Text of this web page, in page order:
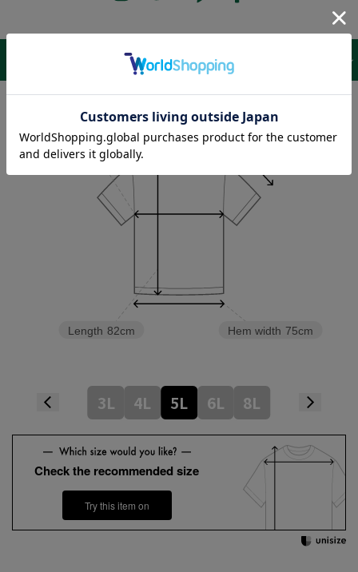
Hem width 75cm
Sleeve length
Length 82cm
Width 75cm
3L 4L 5L 6L 8L
Check the recommended size
Try this item on